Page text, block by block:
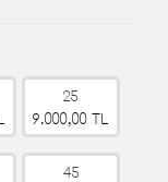
25
9.000,00 TL
45